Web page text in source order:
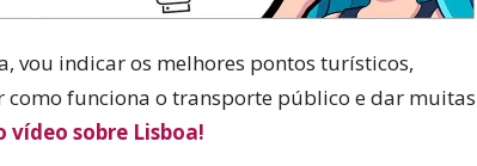
vou indicar os melhores pontos turísticos,
como funciona o transporte público e dar muitas
vídeo sobre Lisboa!